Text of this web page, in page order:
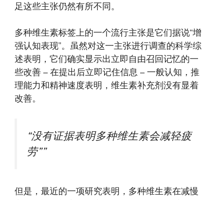
足这些主张仍然有所不同。
多种维生素标签上的一个流行主张是它们据说“增
强认知表现”。虽然对这一主张进行调查的科学综
述表明，它们确实显示出立即自由召回记忆的一
些改善 – 在提出后立即记住信息 – 一般认知，推
理能力和精神速度表明，维生素补充剂没有显着
改善。
“没有证据表明多种维生素会减轻疲
劳””
但是，最近的一项研究表明，多种维生素在减慢